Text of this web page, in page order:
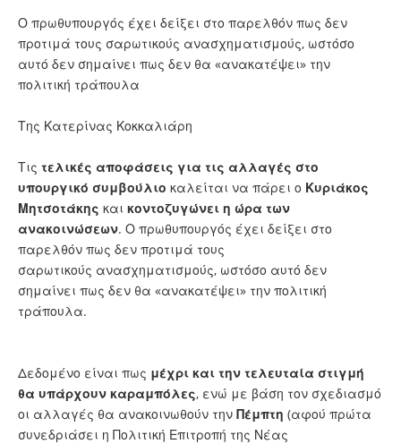
Ο πρωθυπουργός έχει δείξει στο παρελθόν πως δεν
προτιμά τους σαρωτικούς ανασχηματισμούς, ωστόσο
αυτό δεν σημαίνει πως δεν θα «ανακατέψει» την
πολιτική τράπουλα
Της Κατερίνας Κοκκαλιάρη
Τις τελικές αποφάσεις για τις αλλαγές στο
υπουργικό συμβούλιο καλείται να πάρει ο Κυριάκος
Μητσοτάκης και κοντοζυγώνει η ώρα των
ανακοινώσεων. Ο πρωθυπουργός έχει δείξει στο
παρελθόν πως δεν προτιμά τους
σαρωτικούς ανασχηματισμούς, ωστόσο αυτό δεν
σημαίνει πως δεν θα «ανακατέψει» την πολιτική
τράπουλα.
Δεδομένο είναι πως μέχρι και την τελευταία στιγμή
θα υπάρχουν καραμπόλες, ενώ με βάση τον σχεδιασμό
οι αλλαγές θα ανακοινωθούν την Πέμπτη (αφού πρώτα
συνεδριάσει η Πολιτική Επιτροπή της Νέας